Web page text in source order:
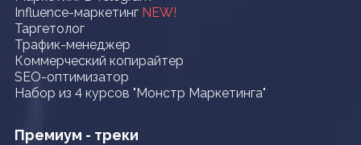
Influence-маркетинг NEW!
Таргетолог
Трафик-менеджер
Коммерческий копирайтер
SEO-оптимизатор
Набор из 4 курсов "Монстр Маркетинга"
Премиум - треки